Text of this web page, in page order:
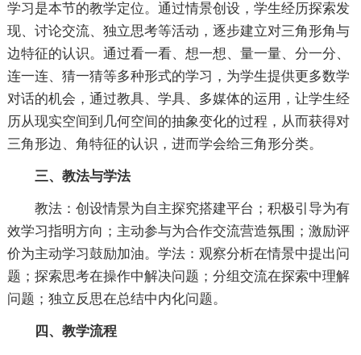
学习是本节的教学定位。通过情景创设，学生经历探索发
现、讨论交流、独立思考等活动，逐步建立对三角形角与
边特征的认识。通过看一看、想一想、量一量、分一分、
连一连、猜一猜等多种形式的学习，为学生提供更多数学
对话的机会，通过教具、学具、多媒体的运用，让学生经
历从现实空间到几何空间的抽象变化的过程，从而获得对
三角形边、角特征的认识，进而学会给三角形分类。
三、教法与学法
教法：创设情景为自主探究搭建平台；积极引导为有
效学习指明方向；主动参与为合作交流营造氛围；激励评
价为主动学习鼓励加油。学法：观察分析在情景中提出问
题；探索思考在操作中解决问题；分组交流在探索中理解
问题；独立反思在总结中内化问题。
四、教学流程